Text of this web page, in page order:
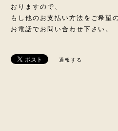
おりますので、
もし他のお支払い方法をご希望
お電話でお問い合わせ下さい。
通報する